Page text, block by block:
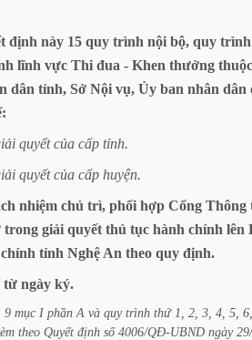
định này 15 quy trình nội bộ, quy trình
lĩnh vực Thi đua - Khen thưởng thuộc
dân tỉnh, Sở Nội vụ, Ủy ban nhân dân
quyết của cấp tỉnh.
quyết của cấp huyện.
nhiệm chủ trì, phối hợp Cổng Thông
trong giải quyết thủ tục hành chính lên
chính tỉnh Nghệ An theo quy định.
từ ngày ký.
9 mục I phần A và quy trình thứ 1, 2, 3, 4, 5, 6,
theo Quyết định số 4006/QĐ-UBND ngày